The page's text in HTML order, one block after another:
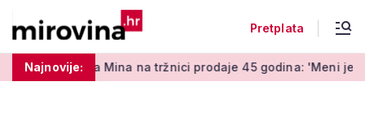
Pretplata
Najnovije:
na tržnici prodaje 45 godina: 'Meni je ovo zabava i